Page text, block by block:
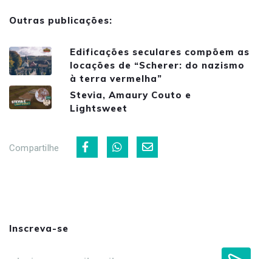
Outras publicações:
Edificações seculares compõem as
locações de “Scherer: do nazismo
à terra vermelha”
Stevia, Amaury Couto e
Lightsweet
Compartilhe
Inscreva-se